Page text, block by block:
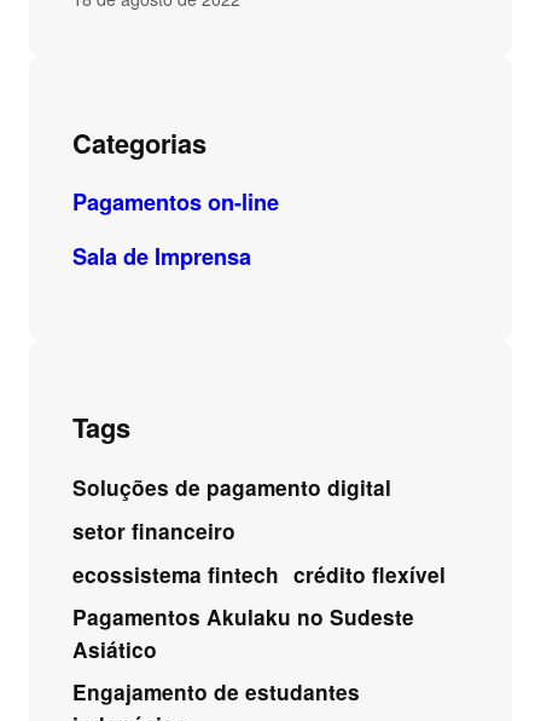
Categorias
Pagamentos on-line
Sala de Imprensa
Tags
Soluções de pagamento digital
setor financeiro
ecossistema fintech crédito flexível
Pagamentos Akulaku no Sudeste
Asiático
Engajamento de estudantes